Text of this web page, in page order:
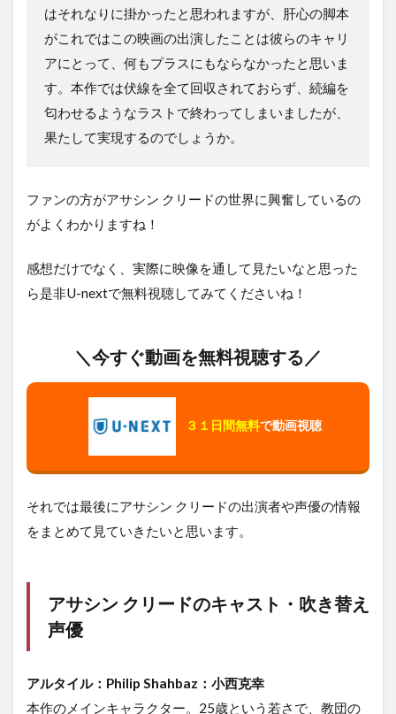
はそれなりに掛かったと思われますが、肝心の脚本
がこれではこの映画の出演したことは彼らのキャリ
アにとって、何もプラスにもならなかったと思いま
す。本作では伏線を全て回収されておらず、続編を
匂わせるようなラストで終わってしまいましたが、
果たして実現するのでしょうか。
ファンの方がアサシン クリードの世界に興奮しているの
がよくわかりますね！
感想だけでなく、実際に映像を通して見たいなと思った
ら是非U-nextで無料視聴してみてくださいね！
＼今すぐ動画を無料視聴する／
３１日間無料で動画視聴
それでは最後にアサシン クリードの出演者や声優の情報
をまとめて見ていきたいと思います。
アサシン クリードのキャスト・吹き替え
声優
アルタイル：Philip Shahbaz：小西克幸
本作のメインキャラクター。25歳という若さで、教団の